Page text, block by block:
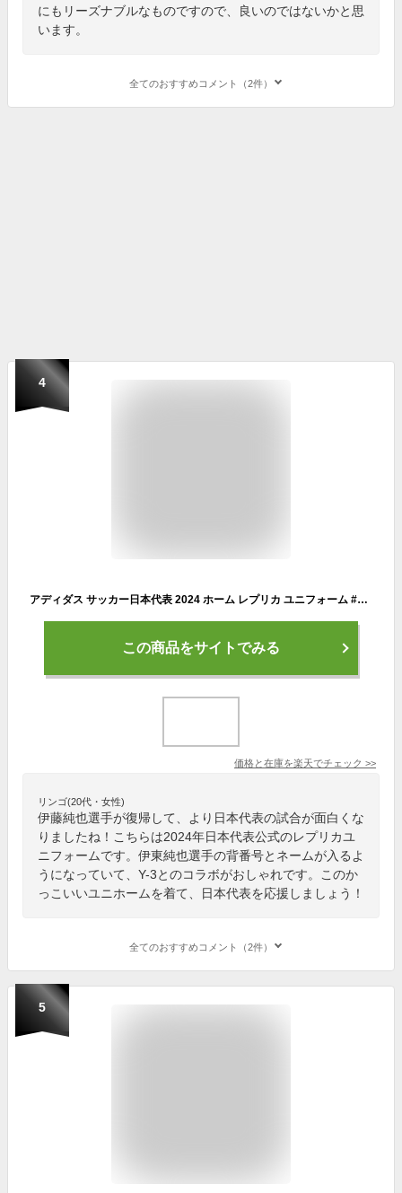
にもリーズナブルなものですので、良いのではないかと思
います。
全てのおすすめコメント（2件）
4
アディダス サッカー日本代表 2024 ホーム レプリカ ユニフォーム #14 伊東純也 KMW71-IU0964 ★ステンレスマグプレゼント★
この商品をサイトでみる
価格と在庫を楽天でチェック >>
リンゴ(20代・女性)
伊藤純也選手が復帰して、より日本代表の試合が面白くな
りましたね！こちらは2024年日本代表公式のレプリカユ
ニフォームです。伊東純也選手の背番号とネームが入るよ
うになっていて、Y-3とのコラボがおしゃれです。このか
っこいいユニホームを着て、日本代表を応援しましょう！
全てのおすすめコメント（2件）
5